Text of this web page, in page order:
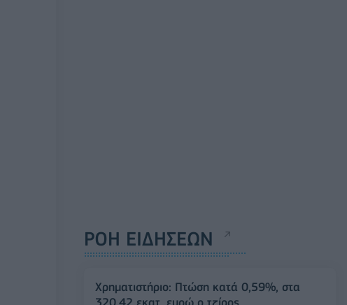
ΡΟΗ ΕΙΔΗΣΕΩΝ
Χρηματιστήριο: Πτώση κατά 0,59%, στα